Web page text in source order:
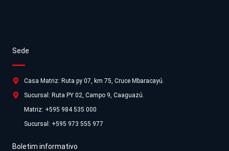
Sede
Casa Matriz: Ruta py 07, km 75, Cruce Mbaracayú.
Sucursal: Ruta PY 02, Campo 9, Caaguazú.
Matriz: +595 984 535 000
Sucursal: +595 973 555 977
Boletim informativo